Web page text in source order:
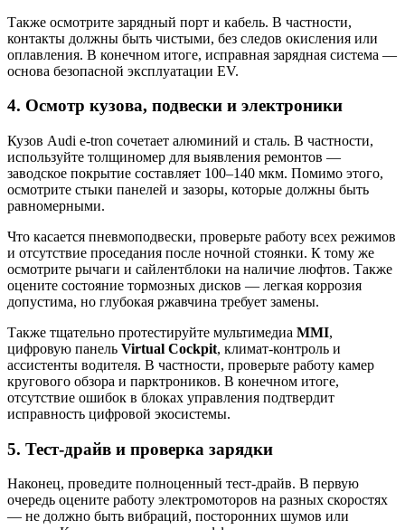
Также осмотрите зарядный порт и кабель. В частности,
контакты должны быть чистыми, без следов окисления или
оплавления. В конечном итоге, исправная зарядная система —
основа безопасной эксплуатации EV.
4. Осмотр кузова, подвески и электроники
Кузов Audi e-tron сочетает алюминий и сталь. В частности,
используйте толщиномер для выявления ремонтов —
заводское покрытие составляет 100–140 мкм. Помимо этого,
осмотрите стыки панелей и зазоры, которые должны быть
равномерными.
Что касается пневмоподвески, проверьте работу всех режимов
и отсутствие проседания после ночной стоянки. К тому же
осмотрите рычаги и сайлентблоки на наличие люфтов. Также
оцените состояние тормозных дисков — легкая коррозия
допустима, но глубокая ржавчина требует замены.
Также тщательно протестируйте мультимедиа MMI,
цифровую панель Virtual Cockpit, климат-контроль и
ассистенты водителя. В частности, проверьте работу камер
кругового обзора и парктроников. В конечном итоге,
отсутствие ошибок в блоках управления подтвердит
исправность цифровой экосистемы.
5. Тест-драйв и проверка зарядки
Наконец, проведите полноценный тест-драйв. В первую
очередь оцените работу электромоторов на разных скоростях
— не должно быть вибраций, посторонних шумов или